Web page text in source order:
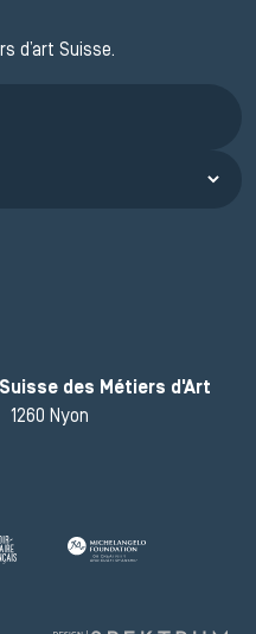
d’art Suisse.
des Métiers d'Art
1260 Nyon